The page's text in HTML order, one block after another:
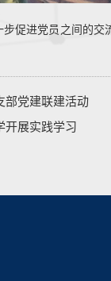
促进党员之间的交
部党建联建活动
展实践学习